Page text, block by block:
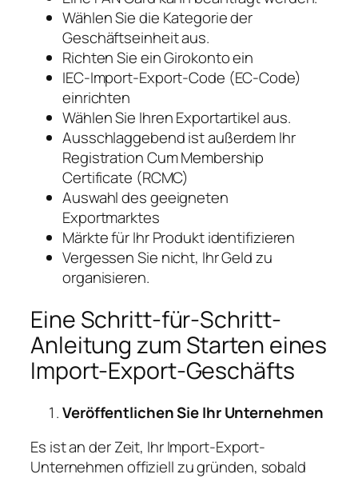
Wählen Sie die Kategorie der
Geschäftseinheit aus.
Richten Sie ein Girokonto ein
IEC-Import-Export-Code (EC-Code)
einrichten
Wählen Sie Ihren Exportartikel aus.
Ausschlaggebend ist außerdem Ihr
Registration Cum Membership
Certificate (RCMC)
Auswahl des geeigneten
Exportmarktes
Märkte für Ihr Produkt identifizieren
Vergessen Sie nicht, Ihr Geld zu
organisieren.
Eine Schritt-für-Schritt-
Anleitung zum Starten eines
Import-Export-Geschäfts
Veröffentlichen Sie Ihr Unternehmen
Es ist an der Zeit, Ihr Import-Export-
Unternehmen offiziell zu gründen, sobald